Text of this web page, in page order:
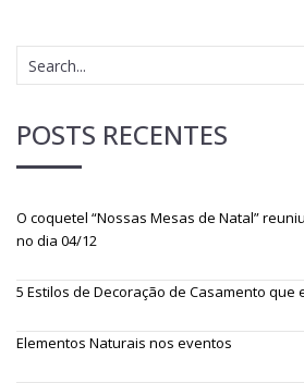
POSTS RECENTES
O coquetel “Nossas Mesas de Natal”
no dia 04/12
5 Estilos de Decoração de Casamento que
Elementos Naturais nos eventos